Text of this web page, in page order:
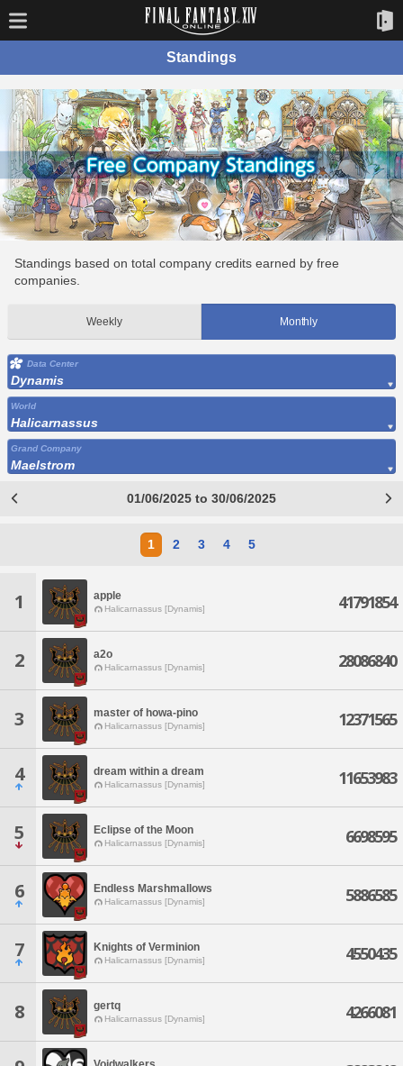
Standings
Standings based on total company credits earned by free
companies.
Weekly Monthly
Data Center
Dynamis
World
Halicarnassus
Grand Company
Maelstrom
01/06/2025 to 30/06/2025
1 2 3 4 5
1 apple
Halicarnassus [Dynamis] 41791854
2 a2o
Halicarnassus [Dynamis] 28086840
3 master of howa-pino
Halicarnassus [Dynamis] 12371565
4 dream within a dream
Halicarnassus [Dynamis] 11653983
5 Eclipse of the Moon
Halicarnassus [Dynamis] 6698595
6 Endless Marshmallows
Halicarnassus [Dynamis] 5886585
7 Knights of Verminion
Halicarnassus [Dynamis] 4550435
8 gertq
Halicarnassus [Dynamis] 4266081